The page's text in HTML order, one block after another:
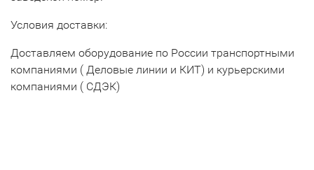
Условия доставки:
Доставляем оборудование по России транспортными
компаниями ( Деловые линии и КИТ) и курьерскими
компаниями ( СДЭК)